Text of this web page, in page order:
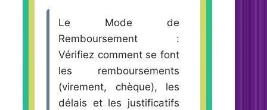
Le Mode de
Remboursement :
Vérifiez comment se font
les remboursements
(virement, chèque), les
délais et les justificatifs